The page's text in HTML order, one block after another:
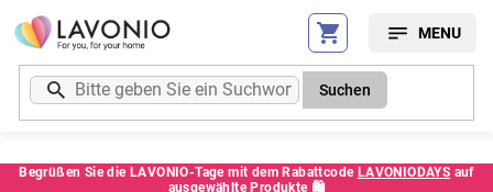
Zum
Inhalt
springen
Begrüßen Sie die LAVONIO-Tage mit dem Rabattcode LAVONIODAYS auf
ausgewählte Produkte 🛍️
Suchen